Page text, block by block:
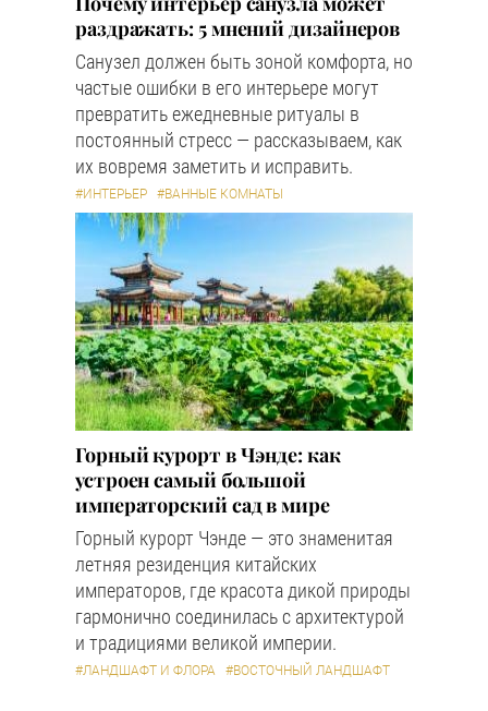
раздражать: 5 мнений дизайнеров
Санузел должен быть зоной комфорта, но
частые ошибки в его интерьере могут
превратить ежедневные ритуалы в
постоянный стресс — рассказываем, как
их вовремя заметить и исправить.
#ИНТЕРЬЕР #ВАННЫЕ КОМНАТЫ
Горный курорт в Чэнде: как
устроен самый большой
императорский сад в мире
Горный курорт Чэнде — это знаменитая
летняя резиденция китайских
императоров, где красота дикой природы
гармонично соединилась с архитектурой
и традициями великой империи.
#ЛАНДШАФТ И ФЛОРА #ВОСТОЧНЫЙ ЛАНДШАФТ